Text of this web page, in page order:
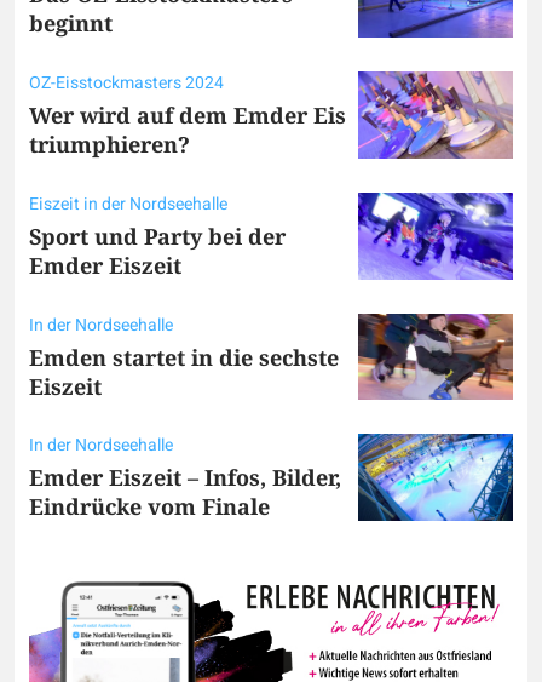
beginnt
OZ-Eisstockmasters 2024
Wer wird auf dem Emder Eis
triumphieren?
Eiszeit in der Nordseehalle
Sport und Party bei der
Emder Eiszeit
In der Nordseehalle
Emden startet in die sechste
Eiszeit
In der Nordseehalle
Emder Eiszeit – Infos, Bilder,
Eindrücke vom Finale